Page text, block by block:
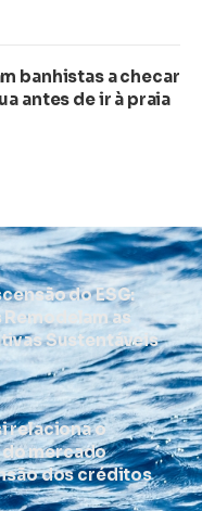
banhistas a checar
antes de ir à praia
do ESG:
as
Sustentáveis
relaciona o
mercado
dos créditos